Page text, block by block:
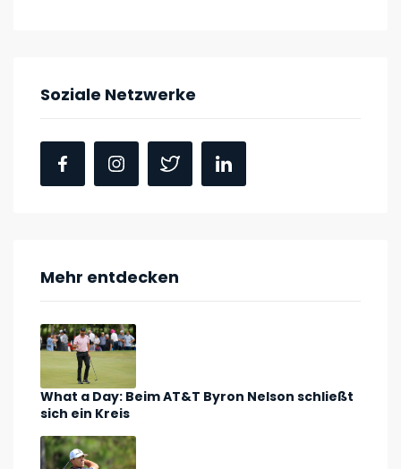
Soziale Netzwerke
Mehr entdecken
What a Day: Beim AT&T Byron Nelson schließt
sich ein Kreis